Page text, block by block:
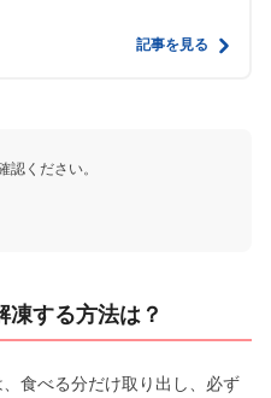
記事を見る
認ください。
凍する方法は？
食べる分だけ取り出し、必ず